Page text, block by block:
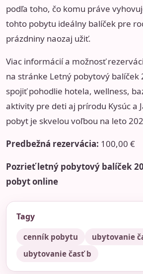
podľa toho, čo komu práve
tohto pobytu ideálny balíček pre
prázdniny naozaj užiť.
Viac informácií a možnosť
na stránke Letný pobytový balíček
spojiť pohodlie hotela, wellness,
aktivity pre deti aj prírodu Kysúc a
pobyt je skvelou voľbou na leto
Predbežná rezervácia: 100,00 €
Pozrieť letný pobytový balíček
pobyt online
Tagy
cenník pobytu
ubytovanie
ubytovanie časť b